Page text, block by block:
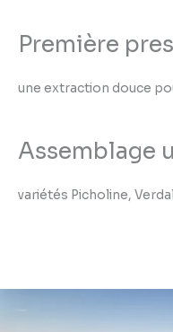
Première
une extraction douce
Assemblage
variétés Picholine,